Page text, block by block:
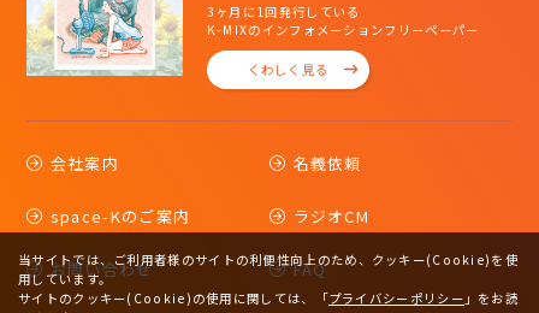
3ヶ月に1回発行している
K-MIXのインフォメーションフリーペーパー
くわしく見る
会社案内 名義依頼
space-Kのご案内 ラジオCM
お問い合わせ FAQ
当サイトでは、ご利用者様のサイトの利便性向上のため、クッキー(Cookie)を使
用しています。
サイトのクッキー(Cookie)の使用に関しては、
「プライバシーポリシー 」をお読